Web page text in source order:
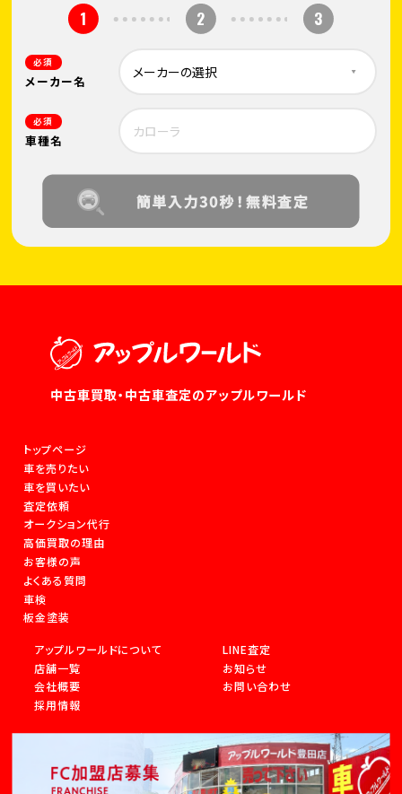
1 2 3
必須
メーカー名
必須
車種名
中古車買取・中古車査定のアップルワールド
トップページ
車を売りたい
車を買いたい
査定依頼
オークション代行
高価買取の理由
お客様の声
よくある質問
車検
板金塗装
アップルワールドについて
店舗一覧
会社概要
採用情報
LINE査定
お知らせ
お問い合わせ